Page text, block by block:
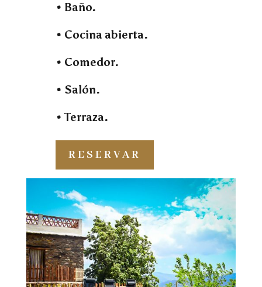
• Baño.
• Cocina abierta.
• Comedor.
• Salón.
• Terraza.
RESERVAR